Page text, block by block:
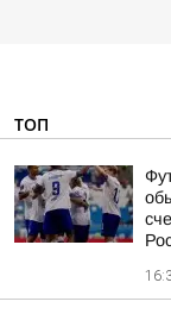
ТОП